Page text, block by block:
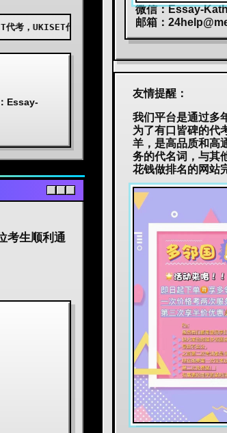
代考，AEAS代考，BEC代考，JTEST代考，JLPT
Essay-
考生顺利通
微信：Essay-
邮箱：
友情提醒：
我们平台是通过多
为了有口皆碑的代
羊，是高品质和高
务的代名词，与其
花钱做排名的网站